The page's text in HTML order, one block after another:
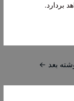
بردارد.
بعد ←